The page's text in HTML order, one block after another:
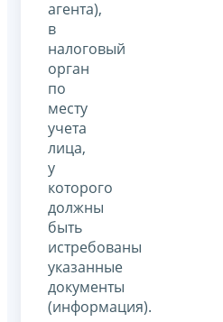
агента),
в
налоговый
орган
по
месту
учета
лица,
у
которого
должны
быть
истребованы
указанные
документы
(информация).